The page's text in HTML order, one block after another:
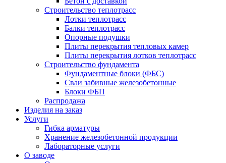
Строительство теплотрасс
Лотки теплотрасс
Балки теплотрасс
Опорные подушки
Плиты перекрытия тепловых камер
Плиты перекрытия лотков теплотрасс
Строительство фундамента
Фундаментные блоки (ФБС)
Сваи забивные железобетонные
Блоки ФБП
Распродажа
Изделия на заказ
Услуги
Гибка арматуры
Хранение железобетонной продукции
Лабораторные услуги
О заводе